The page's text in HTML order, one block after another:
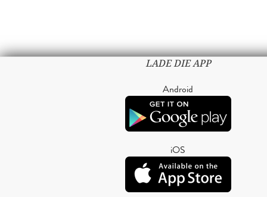
LADE DIE APP
Android
iOS